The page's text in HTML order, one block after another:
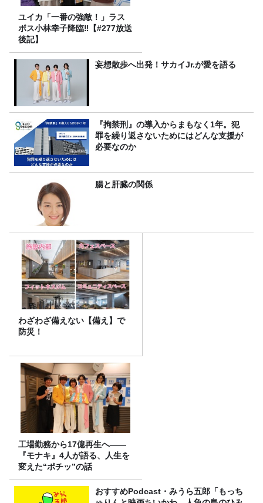
ユイカ「一番の強敵！」ラス
ボス小林幸子降臨‼【#277放送
後記】
妄想散歩へ出発！サカイJr.が愛を語る
『拘禁刑』の導入からまもなく1年。犯
罪を繰り返さないためにはどんな支援が
必要なのか
腸と肝臓の関係
わざわざ備えない【備え】で
防災！
工場勤務から17億再生へ——
『モナキ』4人が語る、人生を
変えた“ポチッ”の話
おすすめPodcast・みうら五郎「もっち